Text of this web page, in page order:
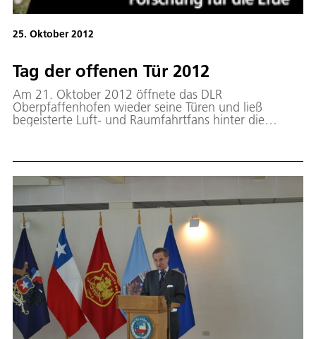
25. Oktober 2012
Tag der offenen Tür 2012
Am 21. Oktober 2012 öffnete das DLR
Oberpfaffenhofen wieder seine Türen und ließ
begeisterte Luft- und Raumfahrtfans hinter die
"Die Erde im Blick". Im EOC konnten die Besucher
sich über den fliegenden Wildretter informieren und
selbst zum Pilot werden. Die Besucher konnten
erfahren, wie Satelliten aus dem All den Menschen
am Boden helfen z.B. vor Tsunamis oder schlechter
Luftqualität warnen und das Management von
knappen Umweltressourcen ermöglichen. Auch das
Nationale Fernerkundungs-datenarchiv des EOC
erfreute sich regen Interesses.